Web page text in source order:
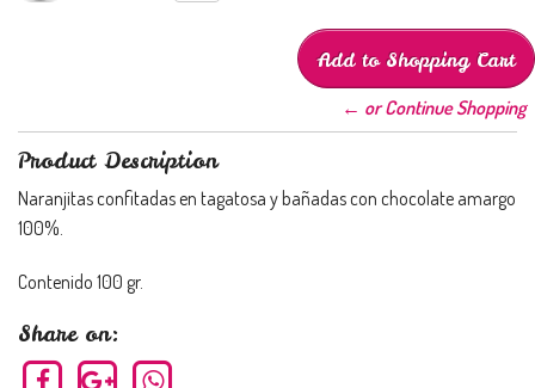
← or Continue Shopping
Product Description
Naranjitas confitadas en tagatosa y bañadas con chocolate amargo
100%.
Contenido 100 gr.
Share on: